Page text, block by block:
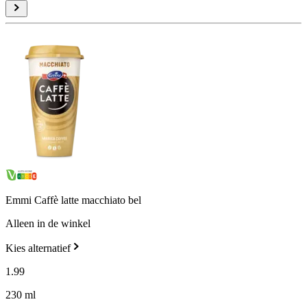
Emmi Caffè latte macchiato bel
Alleen in de winkel
Kies alternatief
1 .99
230 ml